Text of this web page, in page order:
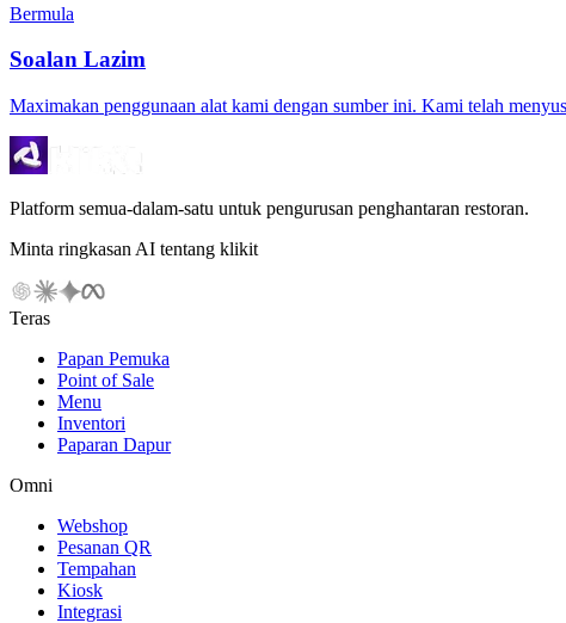
Bermula
Soalan Lazim
Maximakan penggunaan alat kami dengan sumber ini. Kami telah
Platform semua-dalam-satu untuk pengurusan penghantaran restoran.
Minta ringkasan AI tentang klikit
Teras
Papan Pemuka
Point of Sale
Menu
Inventori
Paparan Dapur
Omni
Webshop
Pesanan QR
Tempahan
Kiosk
Integrasi